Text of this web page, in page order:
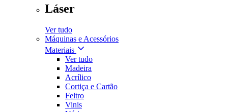
Láser
Ver tudo
Máquinas e Acessórios
Materiais
Ver tudo
Madeira
Acrílico
Cortiça e Cartão
Feltro
Vinis